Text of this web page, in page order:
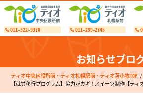
011-522-9370 011-299-2745
お知らせブロ
ティオ中央区役所前・ティオ札幌駅前・ティオ苫小牧TOP
【就労移行プログラム】協力がカギ！スイーツ制作【ティオ